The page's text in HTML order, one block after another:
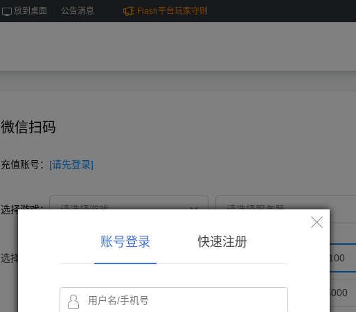
放到桌面 公告消息 Flash平台玩家守则
微信扫码
充值账号： [请先登录]
选择游戏： 请选择游戏 请选择服务器
选择金额： 100
5000
账号登录 快速注册